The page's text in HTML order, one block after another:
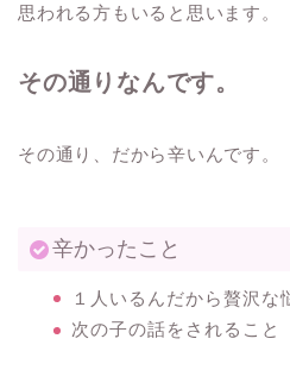
思われる方もいると思います。
その通りなんです。
その通り、だから辛いんです。
辛かったこと
１人いるんだから贅沢な
次の子の話をされること